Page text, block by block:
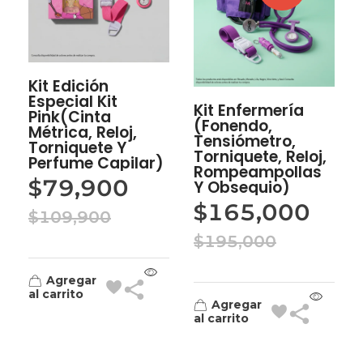
Kit Edición
Especial Kit
Pink(Cinta
Métrica, Reloj,
Torniquete Y
Perfume Capilar)
$79,900
$109,900
Agregar
al carrito
Kit Enfermería
(Fonendo,
Tensiómetro,
Torniquete, Reloj,
Rompeampollas
Y Obsequio)
$165,000
$195,000
Agregar
al carrito